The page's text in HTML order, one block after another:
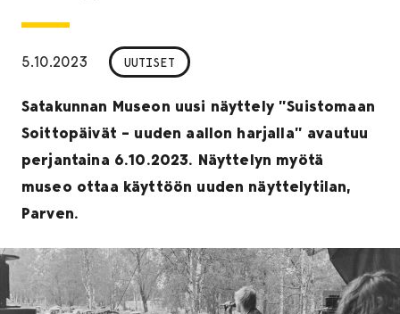
5.10.2023 UUTISET
Satakunnan Museon uusi näyttely ”Suistomaan
Soittopäivät – uuden aallon harjalla” avautuu
perjantaina 6.10.2023. Näyttelyn myötä
museo ottaa käyttöön uuden näyttelytilan,
Parven.